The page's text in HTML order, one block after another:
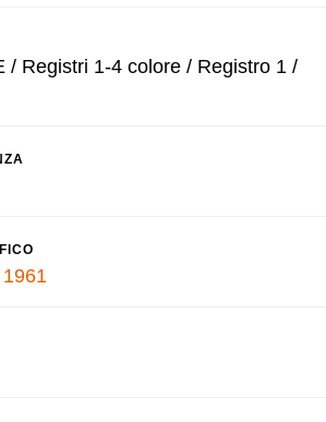
/ Registri 1-4 colore / Registro 1 /